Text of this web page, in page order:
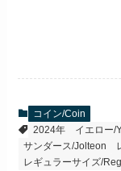
コイン/Coin
2024年
イエロー/
サンダース/Jolteon
レギュラーサイズ/